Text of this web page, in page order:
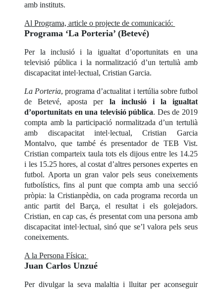
amb instituts.
Al Programa, article o projecte de comunicació:
Programa ‘La Porteria’ (Betevé)
Per la inclusió i la igualtat d’oportunitats en una
televisió pública i la normalització d’un tertulià amb
discapacitat intel·lectual, Cristian Garcia.
La Porteria, programa d’actualitat i tertúlia sobre futbol
de Betevé, aposta per la inclusió i la igualtat
d’oportunitats en una televisió pública. Des de 2019
compta amb la participació normalitzada d’un tertulià
amb discapacitat intel·lectual, Cristian Garcia
Montalvo, que també és presentador de TEB Vist.
Cristian comparteix taula tots els dijous entre les 14.25
i les 15.25 hores, al costat d’altres persones expertes en
futbol. Aporta un gran valor pels seus coneixements
futbolístics, fins al punt que compta amb una secció
pròpia: la Cristianpèdia, on cada programa recorda un
antic partit del Barça, el resultat i els golejadors.
Cristian, en cap cas, és presentat com una persona amb
discapacitat intel·lectual, sinó que se’l valora pels seus
coneixements.
A la Persona Física:
Juan Carlos Unzué
Per divulgar la seva malaltia i lluitar per aconseguir